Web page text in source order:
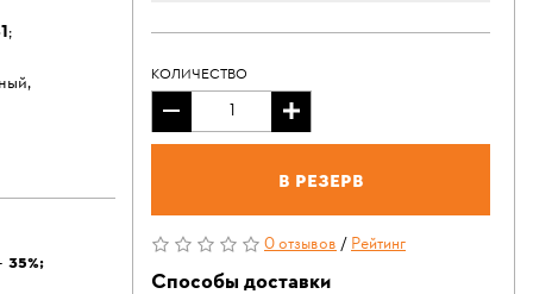
;
КОЛИЧЕСТВО
В резерв
0 отзывов/Рейтинг
Способы доставки